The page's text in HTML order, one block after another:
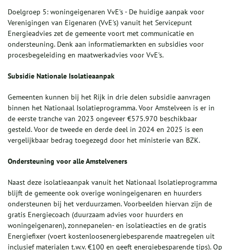
Doelgroep 5: woningeigenaren VvE's - De huidige aanpak voor
Verenigingen van Eigenaren (VvE's) vanuit het Servicepunt
Energieadvies zet de gemeente voort met communicatie en
ondersteuning. Denk aan informatiemarkten en subsidies voor
procesbegeleiding en maatwerkadvies voor VvE's.
Subsidie Nationale Isolatieaanpak
Gemeenten kunnen bij het Rijk in drie delen subsidie aanvragen
binnen het Nationaal Isolatieprogramma. Voor Amstelveen is er in
de eerste tranche van 2023 ongeveer €575.970 beschikbaar
gesteld. Voor de tweede en derde deel in 2024 en 2025 is een
vergelijkbaar bedrag toegezegd door het ministerie van BZK.
Ondersteuning voor alleAmstelveners
Naast deze isolatieaanpak vanuit het Nationaal Isolatieprogramma
blijft de gemeente ook overige woningeigenaren en huurders
ondersteunen bij het verduurzamen. Voorbeelden hiervan zijn de
gratis Energiecoach (duurzaam advies voor huurders en
woningeigenaren), zonnepanelen- en isolatieacties en de gratis
Energiefixer (voert kostenloosenergiebesparende maatregelen uit
inclusief materialen t.w.v. €100 en geeft energiebesparende tips). Op